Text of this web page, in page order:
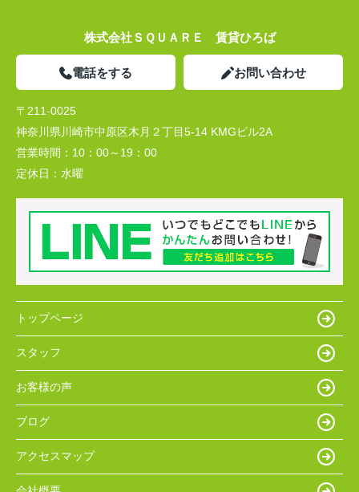
株式会社ＳＱＵＡＲＥ 賃貸ひろば
電話をする お問い合わせ
〒211-0025
神奈川県川崎市中原区木月２丁目5-14 KMGビル2A
営業時間： 10：00～19：00
定休日： 水曜
トップページ
スタッフ
お客様の声
ブログ
アクセスマップ